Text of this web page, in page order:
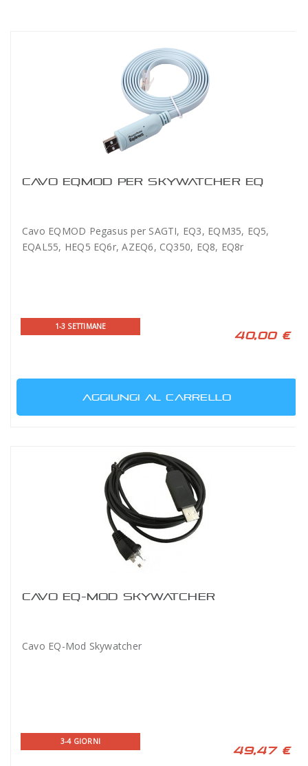
CAVO EQMOD PER SKYWATCHER EQ
Cavo EQMOD Pegasus per SAGTI, EQ3, EQM35, EQ5,
EQAL55, HEQ5 EQ6r, AZEQ6, CQ350, EQ8, EQ8r
1-3 SETTIMANE
40,00 €
AGGIUNGI AL CARRELLO
CAVO EQ-MOD SKYWATCHER
Cavo EQ-Mod Skywatcher
3-4 GIORNI
49,47 €